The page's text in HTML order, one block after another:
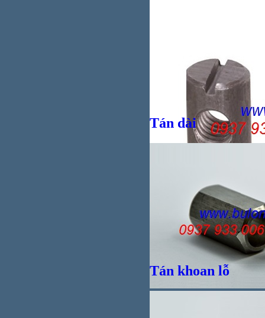
VND
Giá bánVND
VND
VND
Tán dài
Tán khoan lỗ